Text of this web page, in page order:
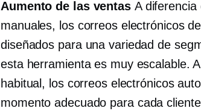
Aumento de las ventas A
manuales, los correos electrónicos
diseñados para una variedad de
esta herramienta es muy escalable.
habitual, los correos electrónicos
momento adecuado para cada